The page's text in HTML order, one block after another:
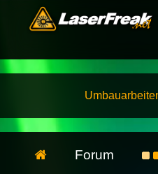
Forum